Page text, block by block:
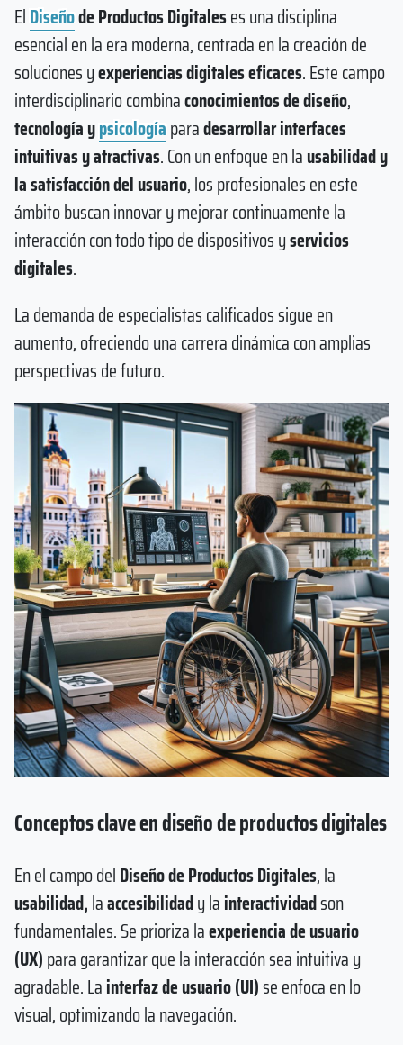
ElDiseñode Productos Digitaleses una disciplina
esencial en la era moderna, centrada en la creación de
soluciones yexperiencias digitales eficaces. Este campo
interdisciplinario combinaconocimientos de diseño,
tecnología ypsicologíaparadesarrollar interfaces
intuitivas y atractivas. Con un enfoque en lausabilidad y
la satisfacción del usuario, los profesionales en este
ámbito buscan innovar y mejorar continuamente la
interacción con todo tipo de dispositivos yservicios
digitales.
La demanda de especialistas calificados sigue en
aumento, ofreciendo una carrera dinámica con amplias
perspectivas de futuro.
Conceptos clave en diseño de productos digitales
En el campo delDiseño de Productos Digitales, la
usabilidad,laaccesibilidady lainteractividadson
fundamentales. Se prioriza laexperiencia de usuario
(UX)para garantizar que la interacción sea intuitiva y
agradable. Lainterfaz de usuario (UI)se enfoca en lo
visual, optimizando la navegación.